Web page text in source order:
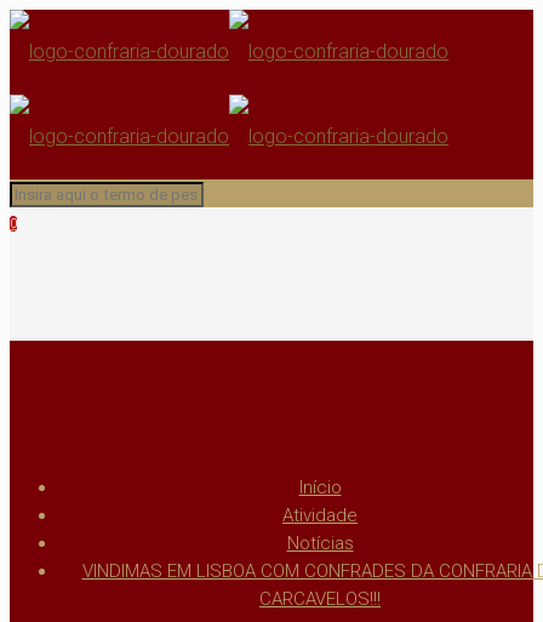
0
Início
Atividade
Notícias
VINDIMAS EM LISBOA COM CONFRADES DA CONFRARIA
CARCAVELOS!!!